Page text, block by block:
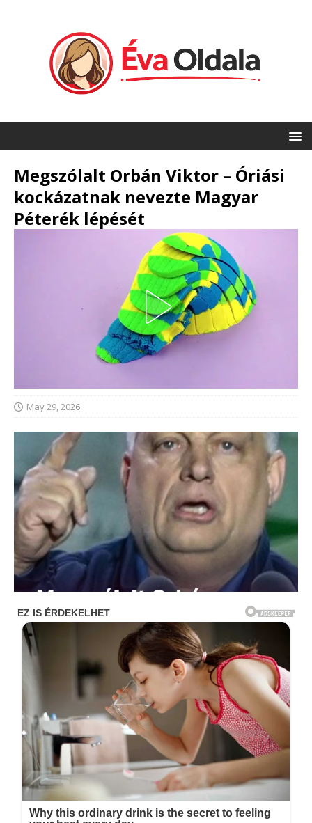
Megszólalt Orbán Viktor – Óriási
kockázatnak nevezte Magyar
Péterék lépését
May 29, 2026